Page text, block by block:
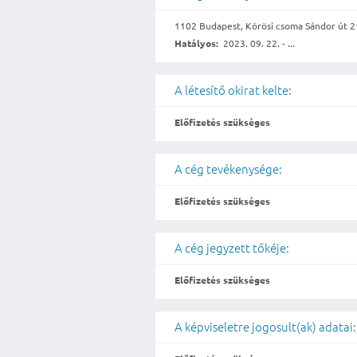
1102 Budapest, Körösi csoma Sándor út
Hatályos: 2023. 09. 22. - ...
A létesítő okirat kelte:
Előfizetés szükséges
A cég tevékenysége:
Előfizetés szükséges
A cég jegyzett tőkéje:
Előfizetés szükséges
A képviseletre jogosult(ak) adatai: